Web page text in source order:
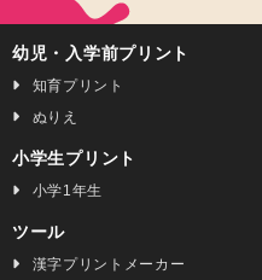
幼児・入学前プリント
知育プリント
ぬりえ
小学生プリント
小学1年生
ツール
漢字プリントメーカー